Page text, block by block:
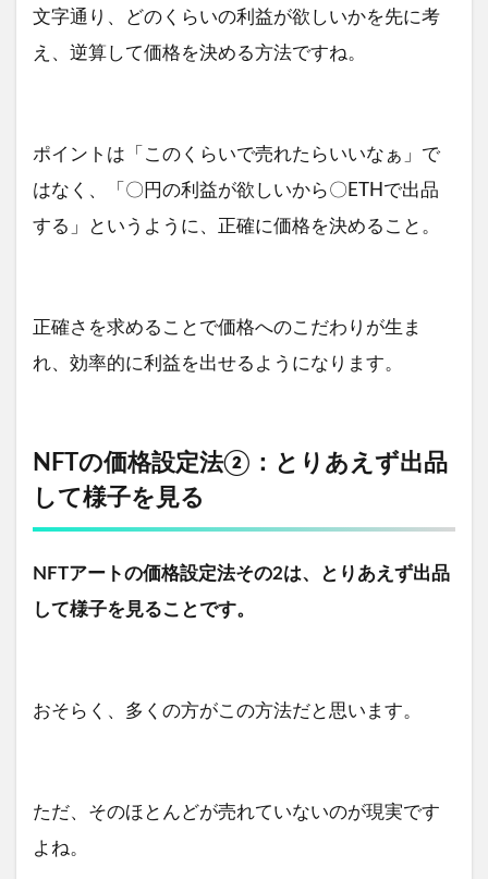
文字通り、どのくらいの利益が欲しいかを先に考
え、逆算して価格を決める方法ですね。
ポイントは「このくらいで売れたらいいなぁ」で
はなく、「〇円の利益が欲しいから〇ETHで出品
する」というように、正確に価格を決めること。
正確さを求めることで価格へのこだわりが生ま
れ、効率的に利益を出せるようになります。
NFTの価格設定法②：とりあえず出品
して様子を見る
NFTアートの価格設定法その2は、とりあえず出品
して様子を見ることです。
おそらく、多くの方がこの方法だと思います。
ただ、そのほとんどが売れていないのが現実です
よね。